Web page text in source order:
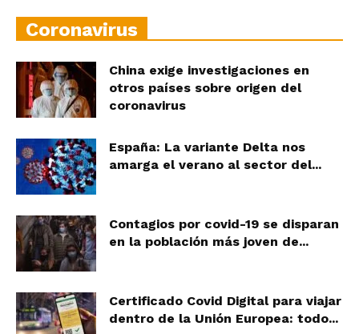
Coronavirus
China exige investigaciones en
otros países sobre origen del
coronavirus
España: La variante Delta nos
amarga el verano al sector del...
Contagios por covid-19 se disparan
en la población más joven de...
Certificado Covid Digital para viajar
dentro de la Unión Europea: todo...